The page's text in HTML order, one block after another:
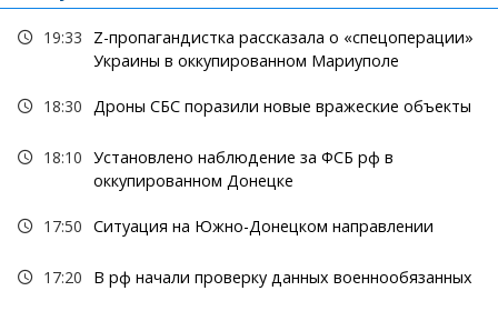
19:33
Z-пропагандистка рассказала о «спецоперации»
Украины в оккупированном Мариуполе
18:30 Дроны СБС поразили новые вражеские объекты
18:10 Установлено наблюдение за ФСБ рф в
оккупированном Донецке
17:50 Ситуация на Южно-Донецком направлении
17:20 В рф начали проверку данных военнообязанных